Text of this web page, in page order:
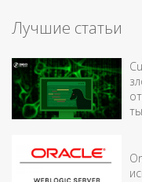
Лучшие статьи